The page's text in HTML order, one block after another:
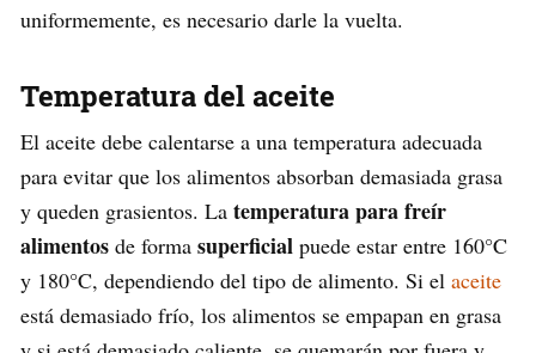
uniformemente, es necesario darle la vuelta.
Temperatura del aceite
El aceite debe calentarse a una temperatura adecuada
para evitar que los alimentos absorban demasiada grasa
y queden grasientos. La temperatura para freír
alimentos de forma superficial puede estar entre 160°C
y 180°C, dependiendo del tipo de alimento. Si el aceite
está demasiado frío, los alimentos se empapan en grasa